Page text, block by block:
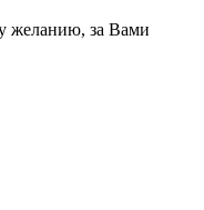
желанию, за Вами